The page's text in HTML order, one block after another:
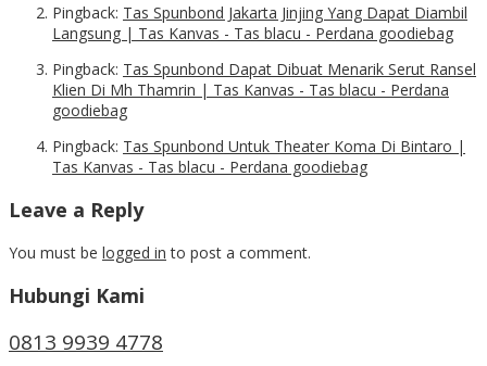
Pingback: Tas Spunbond Jakarta Jinjing Yang Dapat Diambil
Langsung | Tas Kanvas - Tas blacu - Perdana goodiebag
Pingback: Tas Spunbond Dapat Dibuat Menarik Serut Ransel
Klien Di Mh Thamrin | Tas Kanvas - Tas blacu - Perdana
goodiebag
Pingback: Tas Spunbond Untuk Theater Koma Di Bintaro |
Tas Kanvas - Tas blacu - Perdana goodiebag
Leave a Reply
You must be logged in to post a comment.
Hubungi Kami
0813 9939 4778